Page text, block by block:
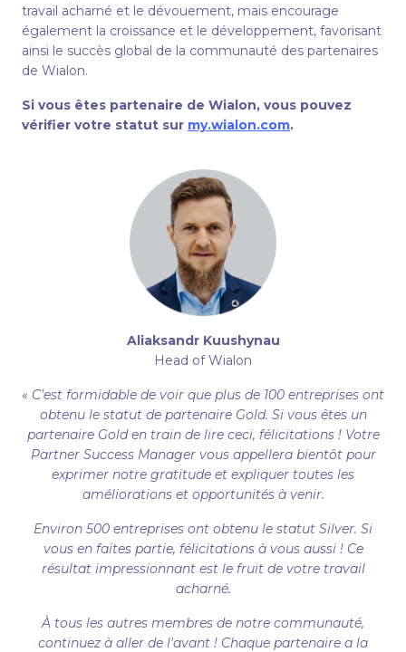
travail acharné et le dévouement, mais encourage
également la croissance et le développement, favorisant
ainsi le succès global de la communauté des partenaires
de Wialon.
Si vous êtes partenaire de Wialon, vous pouvez
vérifier votre statut sur my.wialon.com.
Aliaksandr Kuushynau
Head of Wialon
« C'est formidable de voir que plus de 100 entreprises ont
obtenu le statut de partenaire Gold. Si vous êtes un
partenaire Gold en train de lire ceci, félicitations ! Votre
Partner Success Manager vous appellera bientôt pour
exprimer notre gratitude et expliquer toutes les
améliorations et opportunités à venir.
Environ 500 entreprises ont obtenu le statut Silver. Si
vous en faites partie, félicitations à vous aussi ! Ce
résultat impressionnant est le fruit de votre travail
acharné.
À tous les autres membres de notre communauté,
continuez à aller de l'avant ! Chaque partenaire a la